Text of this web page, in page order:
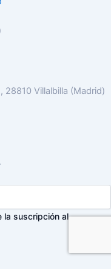
28810 Villalbilla (Madrid)
la suscripción al